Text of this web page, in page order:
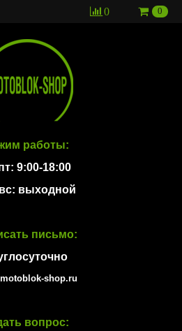
0 0
работы:
9:00-18:00
выходной
письмо:
shop.ru
вопрос: